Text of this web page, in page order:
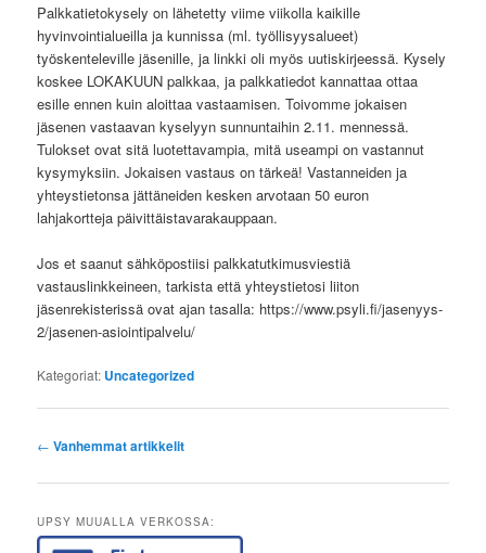
Palkkatietokysely on lähetetty viime viikolla kaikille
hyvinvointialueilla ja kunnissa (ml. työllisyysalueet)
työskenteleville jäsenille, ja linkki oli myös uutiskirjeessä. Kysely
koskee LOKAKUUN palkkaa, ja palkkatiedot kannattaa ottaa
esille ennen kuin aloittaa vastaamisen. Toivomme jokaisen
jäsenen vastaavan kyselyyn sunnuntaihin 2.11. mennessä.
Tulokset ovat sitä luotettavampia, mitä useampi on vastannut
kysymyksiin. Jokaisen vastaus on tärkeä! Vastanneiden ja
yhteystietonsa jättäneiden kesken arvotaan 50 euron
lahjakortteja päivittäistavarakauppaan.
Jos et saanut sähköpostiisi palkkatutkimusviestiä
vastauslinkkeineen, tarkista että yhteystietosi liiton
jäsenrekisterissä ovat ajan tasalla: https://www.psyli.fi/jasenyys-
2/jasenen-asiointipalvelu/
Kategoriat: Uncategorized
Artikkelien
← Vanhemmat artikkelit
UPSY MUUALLA VERKOSSA: